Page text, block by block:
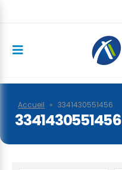
Accueil » 3341430551456
3341430551456